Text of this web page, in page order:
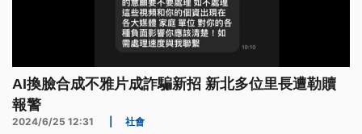
AI換臉合成不雅片成詐騙新招 新北多位里長遭勒贖
報警
2024/6/25 12:31 社會